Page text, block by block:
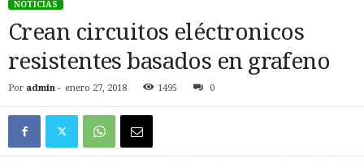
NOTICIAS
Crean circuitos eléctronicos
resistentes basados en grafeno
Por admin - enero 27, 2018 1495 0